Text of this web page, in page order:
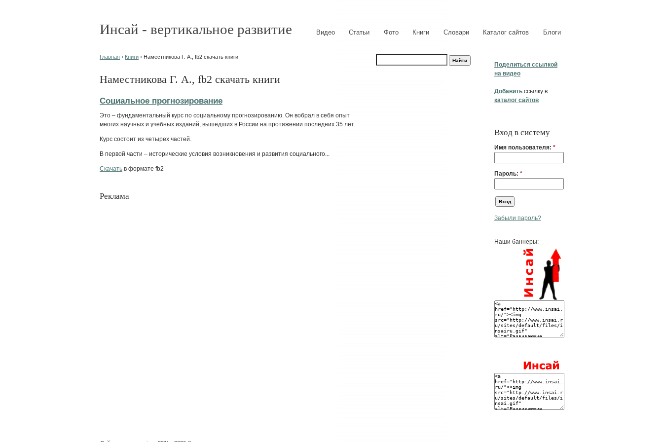
Инсай - вертикальное развитие Видео Статьи Фото Книги Словари Каталог сайтов Блоги
Поделиться ссылкой
на видео
Добавить ссылку в
каталог сайтов
Вход в систему
Имя пользователя: *
Пароль: *
Забыли пароль?
Наши баннеры:
Главная › Книги › Наместникова Г. А., fb2 скачать книги
Наместникова Г. А., fb2 скачать книги
Социальное прогнозирование
Это – фундаментальный курс по социальному прог­нозированию. Он вобрал в себя опыт
многих научных и учебных изданий, вышедших в России на протяжении последних 35 лет.
Курс состоит из четырех частей.
В первой части – исторические условия возникновения и развития социального...
Скачать в формате fb2
Реклама